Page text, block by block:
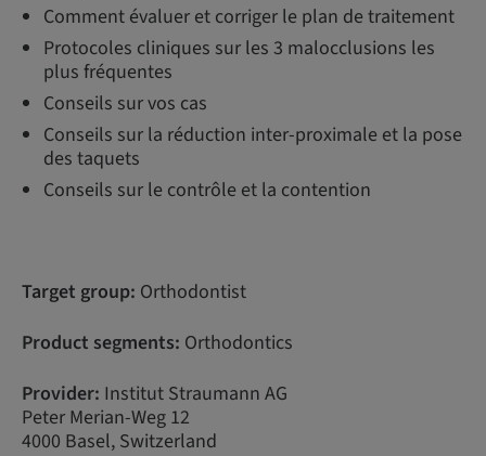
Comment évaluer et corriger le plan de traitement
Protocoles cliniques sur les 3 malocclusions les
plus fréquentes
Conseils sur vos cas
Conseils sur la réduction inter-proximale et la pose
des taquets
Conseils sur le contrôle et la contention
Target group: Orthodontist
Product segments: Orthodontics
Provider: Institut Straumann AG
Peter Merian-Weg 12
4000 Basel, Switzerland